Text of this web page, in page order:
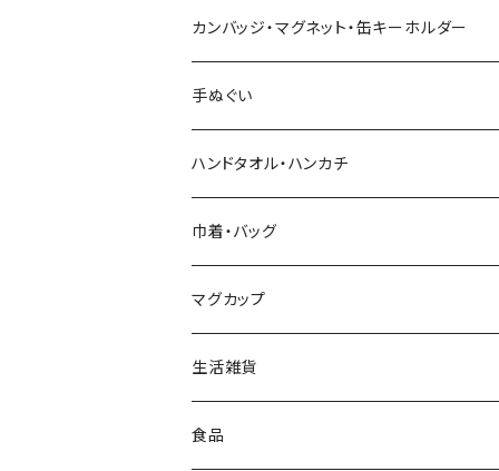
上田康友工人（弥治郎系）
新山真由美工人（弥治郎系）
新山吉紀工人（弥治郎系）
星定良工人（弥治郎系）
平賀輝幸工人（作並系）
早坂政弘工人（遠刈田系）
仙台弁こけしのこけし
アクリルキーホルダー
シール
ポストカード
付箋（ふせん）
スタンプ
ステッカー
マスキングテープ
カンバッジ・マグネット・缶キーホルダー
バッジ
マグネット
手ぬぐい
ハンドタオル・ハンカチ
巾着・バッグ
エコバッグ
ポーチ
マグカップ
生活雑貨
スポンジ
食品